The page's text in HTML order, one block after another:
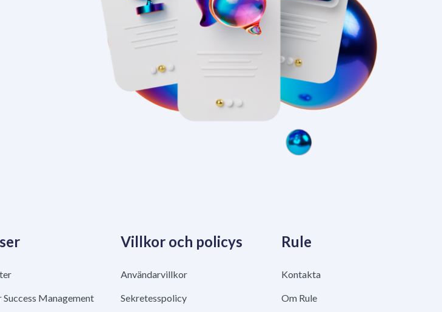
Success Management
Villkor och policys
Användarvillkor
Sekretesspolicy
Rule
Kontakta
Om Rule